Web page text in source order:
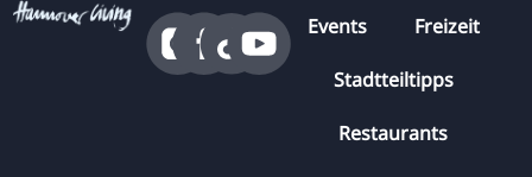
Events Freizeit
Stadtteiltipps
Restaurants